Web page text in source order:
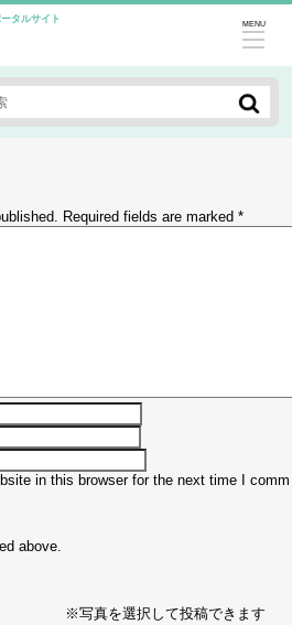
タルサイト MENU
Required fields are marked *
in this browser for the next time I comm
above.
※写真を選択して投稿できます